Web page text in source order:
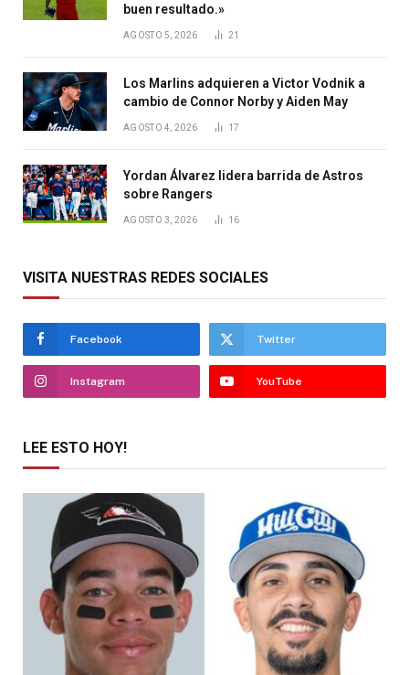
buen resultado.»
AGOSTO 5, 2026 21
Los Marlins adquieren a Victor Vodnik a
cambio de Connor Norby y Aiden May
AGOSTO 4, 2026 17
Yordan Álvarez lidera barrida de Astros
sobre Rangers
AGOSTO 3, 2026 16
VISITA NUESTRAS REDES SOCIALES
Facebook Twitter
Instagram YouTube
LEE ESTO HOY!